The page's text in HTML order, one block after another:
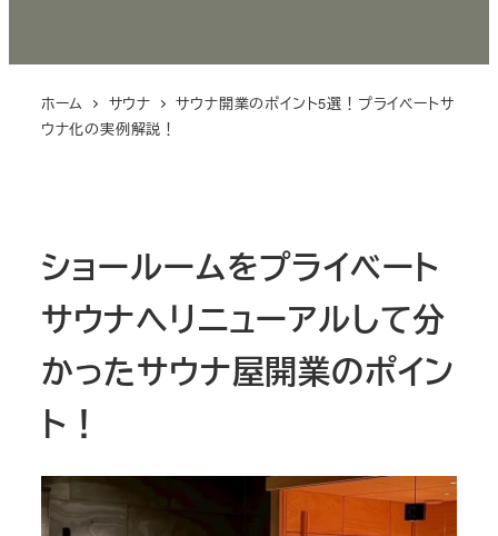
ホーム サウナ
サウナ開業のポイント5選！プライベートサ
ウナ化の実例解説！
ショールームをプライベート
サウナへリニューアルして分
かったサウナ屋開業のポイン
ト！